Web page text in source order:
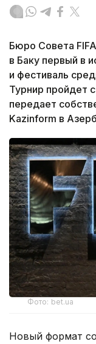
Бюро Совета
в Баку первый в
и фестиваль
Турнир пройдет
передает
Kazinform в
Фото: bet.ua
Новый формат